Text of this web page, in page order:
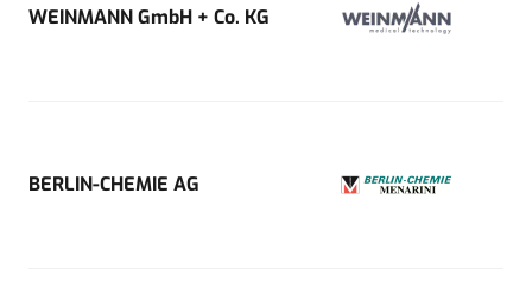
WEINMANN GmbH + Co. KG
BERLIN-CHEMIE AG